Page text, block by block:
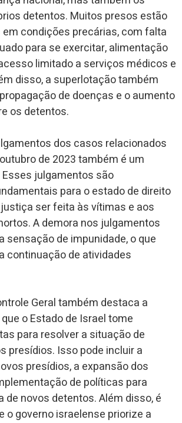
detentos. Muitos presos estão
condições precárias, com falta
para se exercitar, alimentação
limitado a serviços médicos e
disso, a superlotação também
de doenças e o aumento
os detentos.
dos casos relacionados
de 2023 também é um
julgamentos são
para o estado de direito
ser feita às vítimas e aos
A demora nos julgamentos
sensação de impunidade, o que
continuação de atividades
Geral também destaca a
o Estado de Israel tome
para resolver a situação de
presídios. Isso pode incluir a
presídios, a expansão dos
de políticas para
de novos detentos. Além disso, é
o governo israelense priorize a